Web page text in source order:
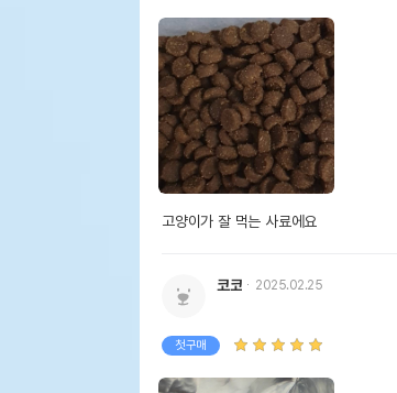
고양이가 잘 먹는 사료에요
코코 2025.02.25
첫구매